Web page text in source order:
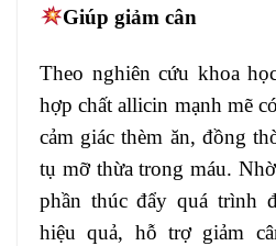
Giúp giảm cân
Theo nghiên cứu khoa
hợp chất allicin mạnh mẽ
cảm giác thèm ăn, đồng
tụ mỡ thừa trong máu.
phần thúc đẩy quá trình
hiệu quả, hỗ trợ giảm